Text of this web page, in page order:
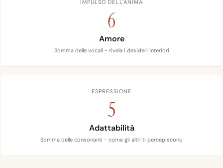
IMPULSO DELL'ANIMA
6
Amore
Somma delle vocali - rivela i desideri interiori
ESPRESSIONE
5
Adattabilità
Somma delle consonanti - come gli altri ti percepiscono